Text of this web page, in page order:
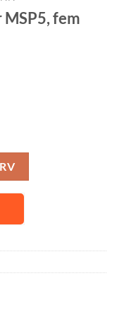
fem
frakt antall